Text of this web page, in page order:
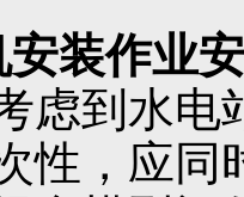
装作业
虑到水电
性，应同